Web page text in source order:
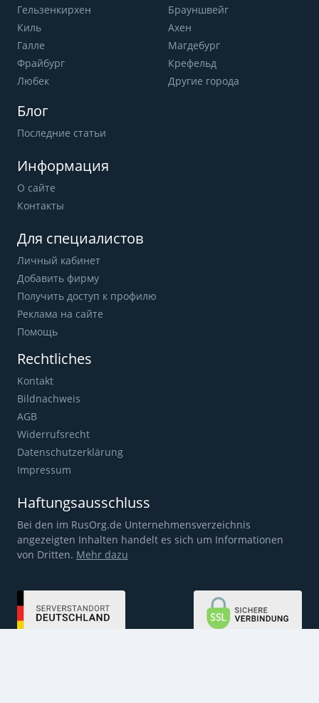
Гельзенкирхен
Брауншвейг
Киль
Ахен
Галле
Магдебург
Фрайбург
Крефельд
Любек
Другие города
Блог
Последние статьи
Информация
О сайте
Контакты
Для специалистов
Личный кабинет
Добавить фирму
Получить доступ к профилю
Реклама на сайте
Помощь
Rechtliches
Kontakt
Bildnachweis
AGB
Widerrufsrecht
Datenschutzerklärung
Impressum
Haftungsausschluss
Bei den im RusOrg.de Unternehmensverzeichnis
angezeigten Inhalten handelt es sich um Informationen
von Dritten. Mehr dazu